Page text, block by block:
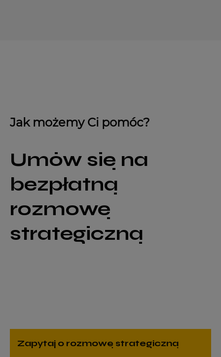
Jak możemy Ci pomóc?
Umów się na
bezpłatną
rozmowę
strategiczną
zapytaj o rozmowę strategiczną